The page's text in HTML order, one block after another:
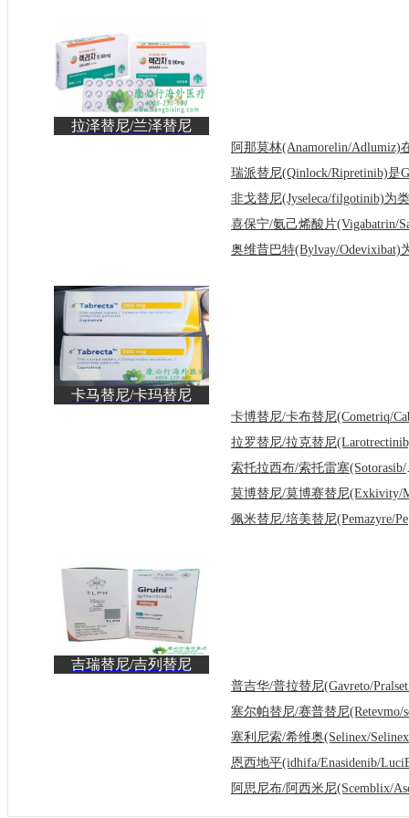
拉泽替尼/兰泽替尼
卡马替尼/卡玛替尼
吉瑞替尼/吉列替尼